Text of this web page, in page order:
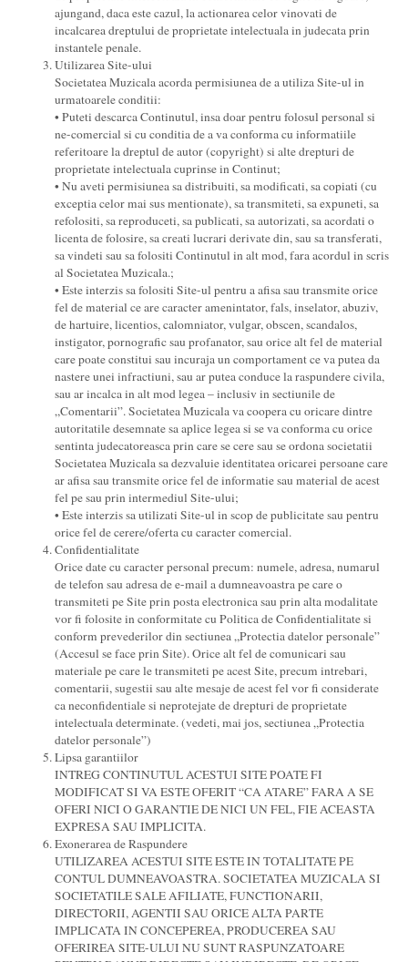
ajungand, daca este cazul, la actionarea celor vinovati de
incalcarea dreptului de proprietate intelectuala in judecata prin
instantele penale.
Utilizarea Site-ului
Societatea Muzicala acorda permisiunea de a utiliza Site-ul in
urmatoarele conditii:
• Puteti descarca Continutul, insa doar pentru folosul personal si
ne-comercial si cu conditia de a va conforma cu informatiile
referitoare la dreptul de autor (copyright) si alte drepturi de
proprietate intelectuala cuprinse in Continut;
• Nu aveti permisiunea sa distribuiti, sa modificati, sa copiati (cu
exceptia celor mai sus mentionate), sa transmiteti, sa expuneti, sa
refolositi, sa reproduceti, sa publicati, sa autorizati, sa acordati o
licenta de folosire, sa creati lucrari derivate din, sau sa transferati,
sa vindeti sau sa folositi Continutul in alt mod, fara acordul in scris
al Societatea Muzicala.;
• Este interzis sa folositi Site-ul pentru a afisa sau transmite orice
fel de material ce are caracter amenintator, fals, inselator, abuziv,
de hartuire, licentios, calomniator, vulgar, obscen, scandalos,
instigator, pornografic sau profanator, sau orice alt fel de material
care poate constitui sau incuraja un comportament ce va putea da
nastere unei infractiuni, sau ar putea conduce la raspundere civila,
sau ar incalca in alt mod legea – inclusiv in sectiunile de
„Comentarii”. Societatea Muzicala va coopera cu oricare dintre
autoritatile desemnate sa aplice legea si se va conforma cu orice
sentinta judecatoreasca prin care se cere sau se ordona societatii
Societatea Muzicala sa dezvaluie identitatea oricarei persoane care
ar afisa sau transmite orice fel de informatie sau material de acest
fel pe sau prin intermediul Site-ului;
• Este interzis sa utilizati Site-ul in scop de publicitate sau pentru
orice fel de cerere/oferta cu caracter comercial.
Confidentialitate
Orice date cu caracter personal precum: numele, adresa, numarul
de telefon sau adresa de e-mail a dumneavoastra pe care o
transmiteti pe Site prin posta electronica sau prin alta modalitate
vor fi folosite in conformitate cu Politica de Confidentialitate si
conform prevederilor din sectiunea „Protectia datelor personale”
(Accesul se face prin Site). Orice alt fel de comunicari sau
materiale pe care le transmiteti pe acest Site, precum intrebari,
comentarii, sugestii sau alte mesaje de acest fel vor fi considerate
ca neconfidentiale si neprotejate de drepturi de proprietate
intelectuala determinate. (vedeti, mai jos, sectiunea „Protectia
datelor personale”)
Lipsa garantiilor
INTREG CONTINUTUL ACESTUI SITE POATE FI
MODIFICAT SI VA ESTE OFERIT “CA ATARE” FARA A SE
OFERI NICI O GARANTIE DE NICI UN FEL, FIE ACEASTA
EXPRESA SAU IMPLICITA.
Exonerarea de Raspundere
UTILIZAREA ACESTUI SITE ESTE IN TOTALITATE PE
CONTUL DUMNEAVOASTRA. SOCIETATEA MUZICALA SI
SOCIETATILE SALE AFILIATE, FUNCTIONARII,
DIRECTORII, AGENTII SAU ORICE ALTA PARTE
IMPLICATA IN CONCEPEREA, PRODUCEREA SAU
OFERIREA SITE-ULUI NU SUNT RASPUNZATOARE